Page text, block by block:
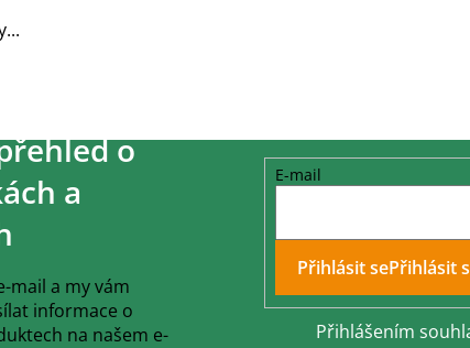
o
a
mail a my vám
informace o
na našem e-
E-mail
Přihlásit
Přihlášením